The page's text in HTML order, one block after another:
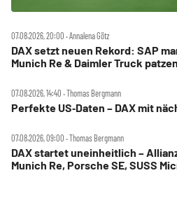
07.08.2026, 20:00 ‧ Annalena Götz
DAX setzt neuen Rekord: SAP
Munich Re & Daimler Truck patzen
07.08.2026, 14:40 ‧ Thomas Bergmann
Perfekte US‑Daten – DAX mit
07.08.2026, 09:00 ‧ Thomas Bergmann
DAX startet uneinheitlich –
Munich Re, Porsche SE, SUSS